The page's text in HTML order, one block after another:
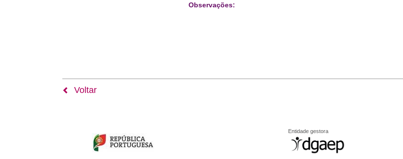
Observações:
Voltar
Entidade gestora